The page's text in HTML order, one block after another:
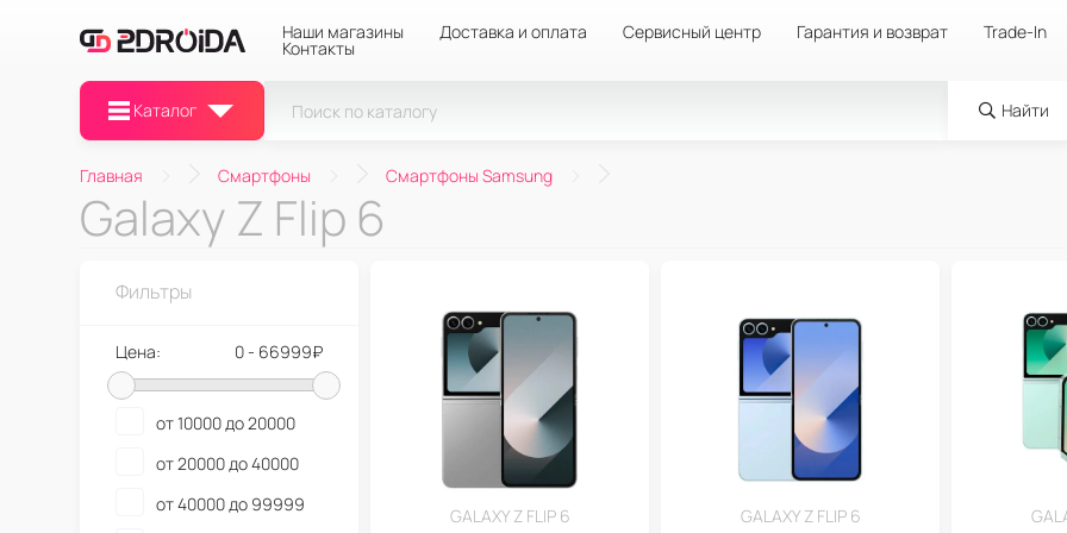
Наши магазины Доставка и оплата Сервисный центр Гарантия и возврат Trade-In
Контакты
Каталог Найти
Главная Смартфоны Смартфоны Samsung
Galaxy Z Flip 6
GALAXY Z FLIP 6 GALAXY Z FLIP 6
Фильтры
Цена: 0 - 66999₽
от 10000 до 20000
от 20000 до 40000
от 40000 до 99999